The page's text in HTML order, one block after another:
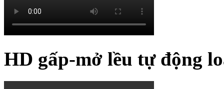
HD gấp-mở lều tự động